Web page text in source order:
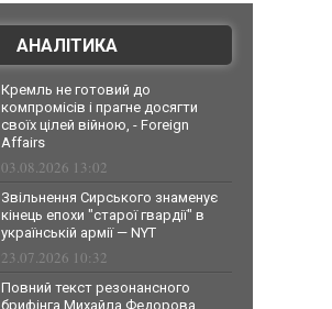
АНАЛІТИКА
Кремль не готовий до
компромісів і прагне досягти
своїх цілей війною, - Foreign
Affairs
03.08.2026 13:02
Звільнення Сирського знаменує
кінець епохи "старої гвардії" в
українській армії — NYT
23.07.2026 10:32
Повний текст резонансного
брифінга Михайла Федорова